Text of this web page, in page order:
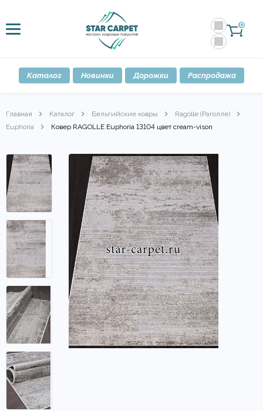
0
Каталог Новинки Дорожки Распродажа
Главная Каталог Бельгийские ковры
Ragolle (Раголле)
Euphoria
Ковер RAGOLLE Euphoria 13104 цвет cream-vison